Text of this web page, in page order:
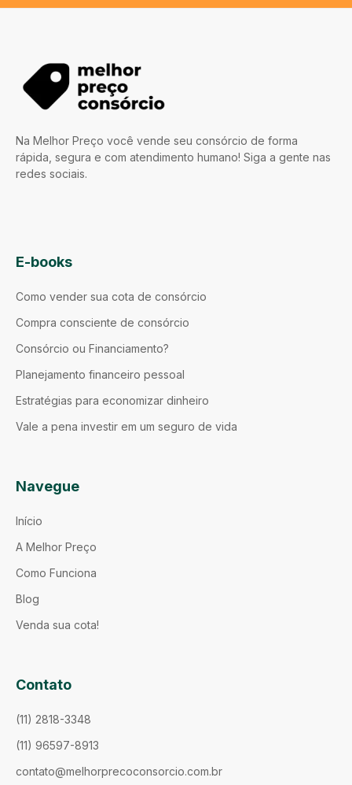
Na Melhor Preço você vende seu consórcio de forma
rápida, segura e com atendimento humano! Siga a gente nas
redes sociais.
E-books
Como vender sua cota de consórcio
Compra consciente de consórcio
Consórcio ou Financiamento?
Planejamento financeiro pessoal
Estratégias para economizar dinheiro
Vale a pena investir em um seguro de vida
Navegue
Início
A Melhor Preço
Como Funciona
Blog
Venda sua cota!
Contato
(11) 2818-3348
(11) 96597-8913
contato@melhorprecoconsorcio.com.br